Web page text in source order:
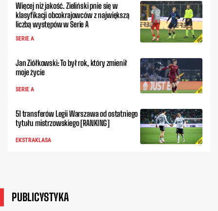
Więcej niż jakość. Zieliński pnie się w
klasyfikacji obcokrajowców z największą
liczbą występów w Serie A
SERIE A
Jan Ziółkowski: To był rok, który zmienił
moje życie
SERIE A
51 transferów Legii Warszawa od ostatniego
tytułu mistrzowskiego [RANKING]
EKSTRAKLASA
PUBLICYSTYKA